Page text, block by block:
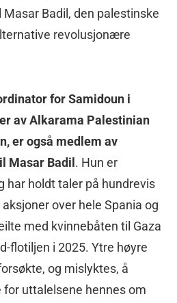
Badil, den palestinske
revolusjonære
for Samidoun i
av Alkarama Palestinian
er også medlem av
Masar Badil . Hun er
har holdt taler på hundrevis
over hele Spania og
med kvinnebåten til Gaza
flotiljen i 2025. Ytre høyre
og mislyktes, å
uttalelsene hennes om